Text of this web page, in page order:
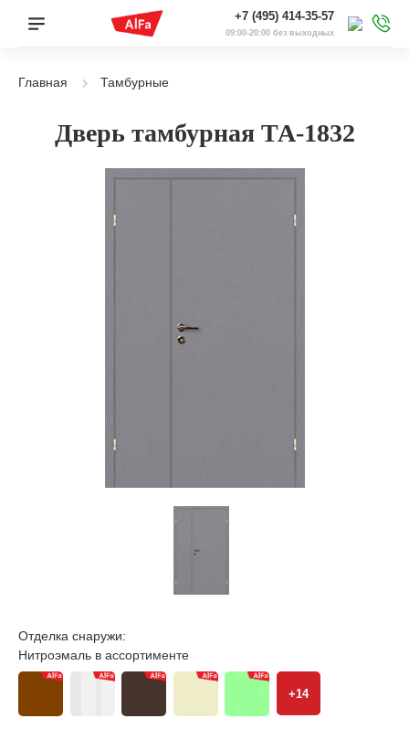
+7 (495) 414-35-57
09:00-20:00 без выходных
Главная Тамбурные
Дверь тамбурная ТА-1832
Отделка снаружи:
Нитроэмаль в ассортименте
+14